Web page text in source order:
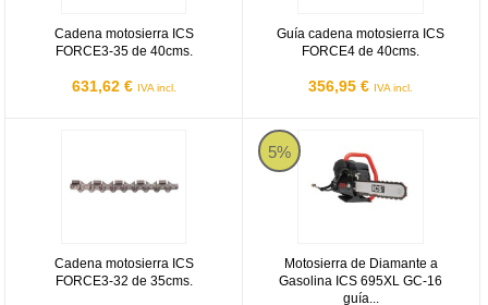
Cadena motosierra ICS
FORCE3-35 de 40cms.
631,62 € IVA incl.
Guía cadena motosierra ICS
FORCE4 de 40cms.
356,95 € IVA incl.
Cadena motosierra ICS
FORCE3-32 de 35cms.
Cadena motosierra ICS FORCE3-32 de 35cms.
5%
Motosierra de Diamante a
Gasolina ICS 695XL GC-16
guía...
Motosierra de Diamante a